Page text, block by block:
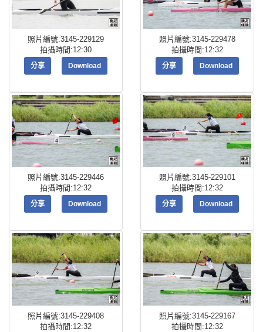
照片編號:3145-229129
拍攝時間:12:30
分享 Download
照片編號:3145-229478
拍攝時間:12:32
分享 Download
照片編號:3145-229446
拍攝時間:12:32
分享 Download
照片編號:3145-229101
拍攝時間:12:32
分享 Download
照片編號:3145-229408
拍攝時間:12:32
照片編號:3145-229167
拍攝時間:12:32